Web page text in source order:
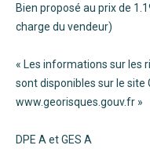
Bien proposé au prix de
charge du vendeur)
« Les informations sur les
sont disponibles sur le site
www.georisques.gouv.fr »
DPE A et GES A